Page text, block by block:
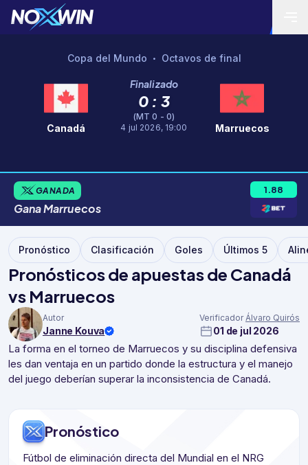
Copa del Mundo • Octavos de final
Canadá
Finalizado
0 : 3
(MT 0 - 0)
4 jul 2026, 19:00
Marruecos
GANADA
GanaMarruecos
1.88
Pronóstico Clasificación Goles Últimos 5
Pronósticos de apuestas de Canadá
vs Marruecos
Autor
Janne Kouva
Verificador Álvaro Quirós
01 de jul 2026
La forma en el torneo de Marruecos y su disciplina defensiva
les dan ventaja en un partido donde la estructura y el manejo
del juego deberían superar la inconsistencia de Canadá.
Pronóstico
Fútbol de eliminación directa del Mundial en el NRG